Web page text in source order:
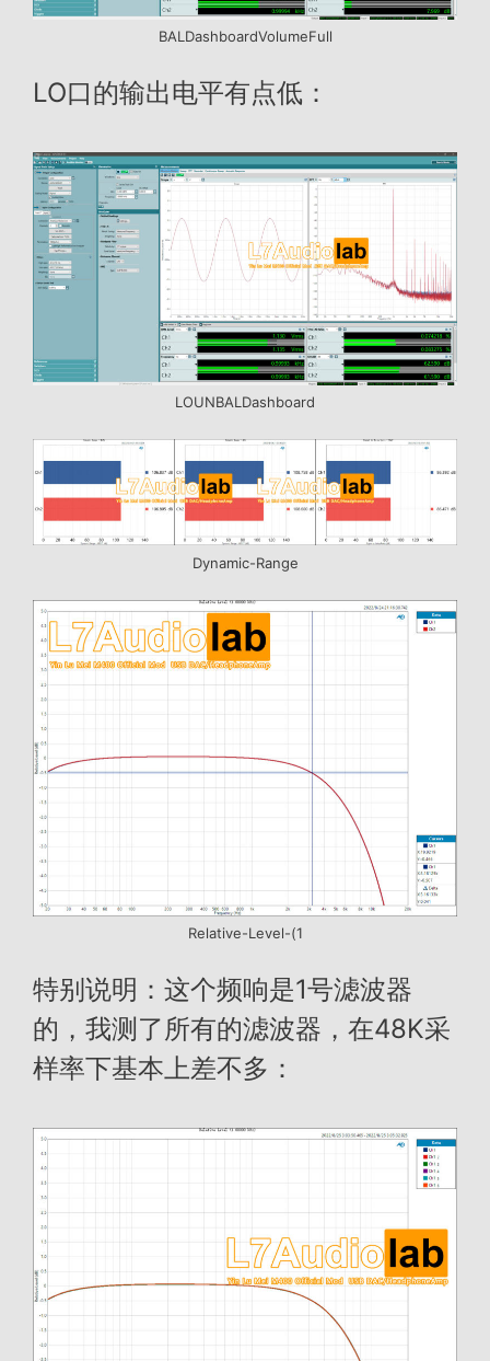
BALDashboardVolumeFull
LO口的输出电平有点低：
LOUNBALDashboard
Dynamic-Range
Relative-Level-(1
特别说明：这个频响是1号滤波器
的，我测了所有的滤波器，在48K采
样率下基本上差不多：